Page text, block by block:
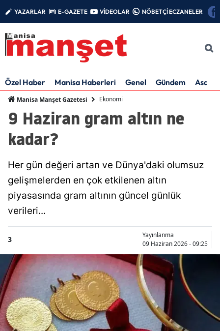
YAZARLAR E-GAZETE VİDEOLAR NÖBETÇİ ECZANELER
Özel Haber Manisa Haberleri Genel Gündem Asayiş
Manisa Manşet Gazetesi Ekonomi
9 Haziran gram altın ne
kadar?
Her gün değeri artan ve Dünya'daki olumsuz
gelişmelerden en çok etkilenen altın
piyasasında gram altının güncel günlük
verileri...
3
Yayınlanma
09 Haziran 2026 - 09:25